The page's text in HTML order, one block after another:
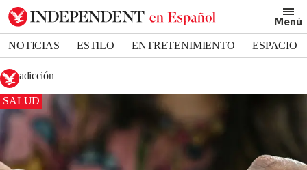
Menú
NOTICIAS ESTILO ENTRETENIMIENTO
ESPACIO
DEPORTES
adicción
SALUD